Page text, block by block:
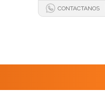
CONTACTANOS